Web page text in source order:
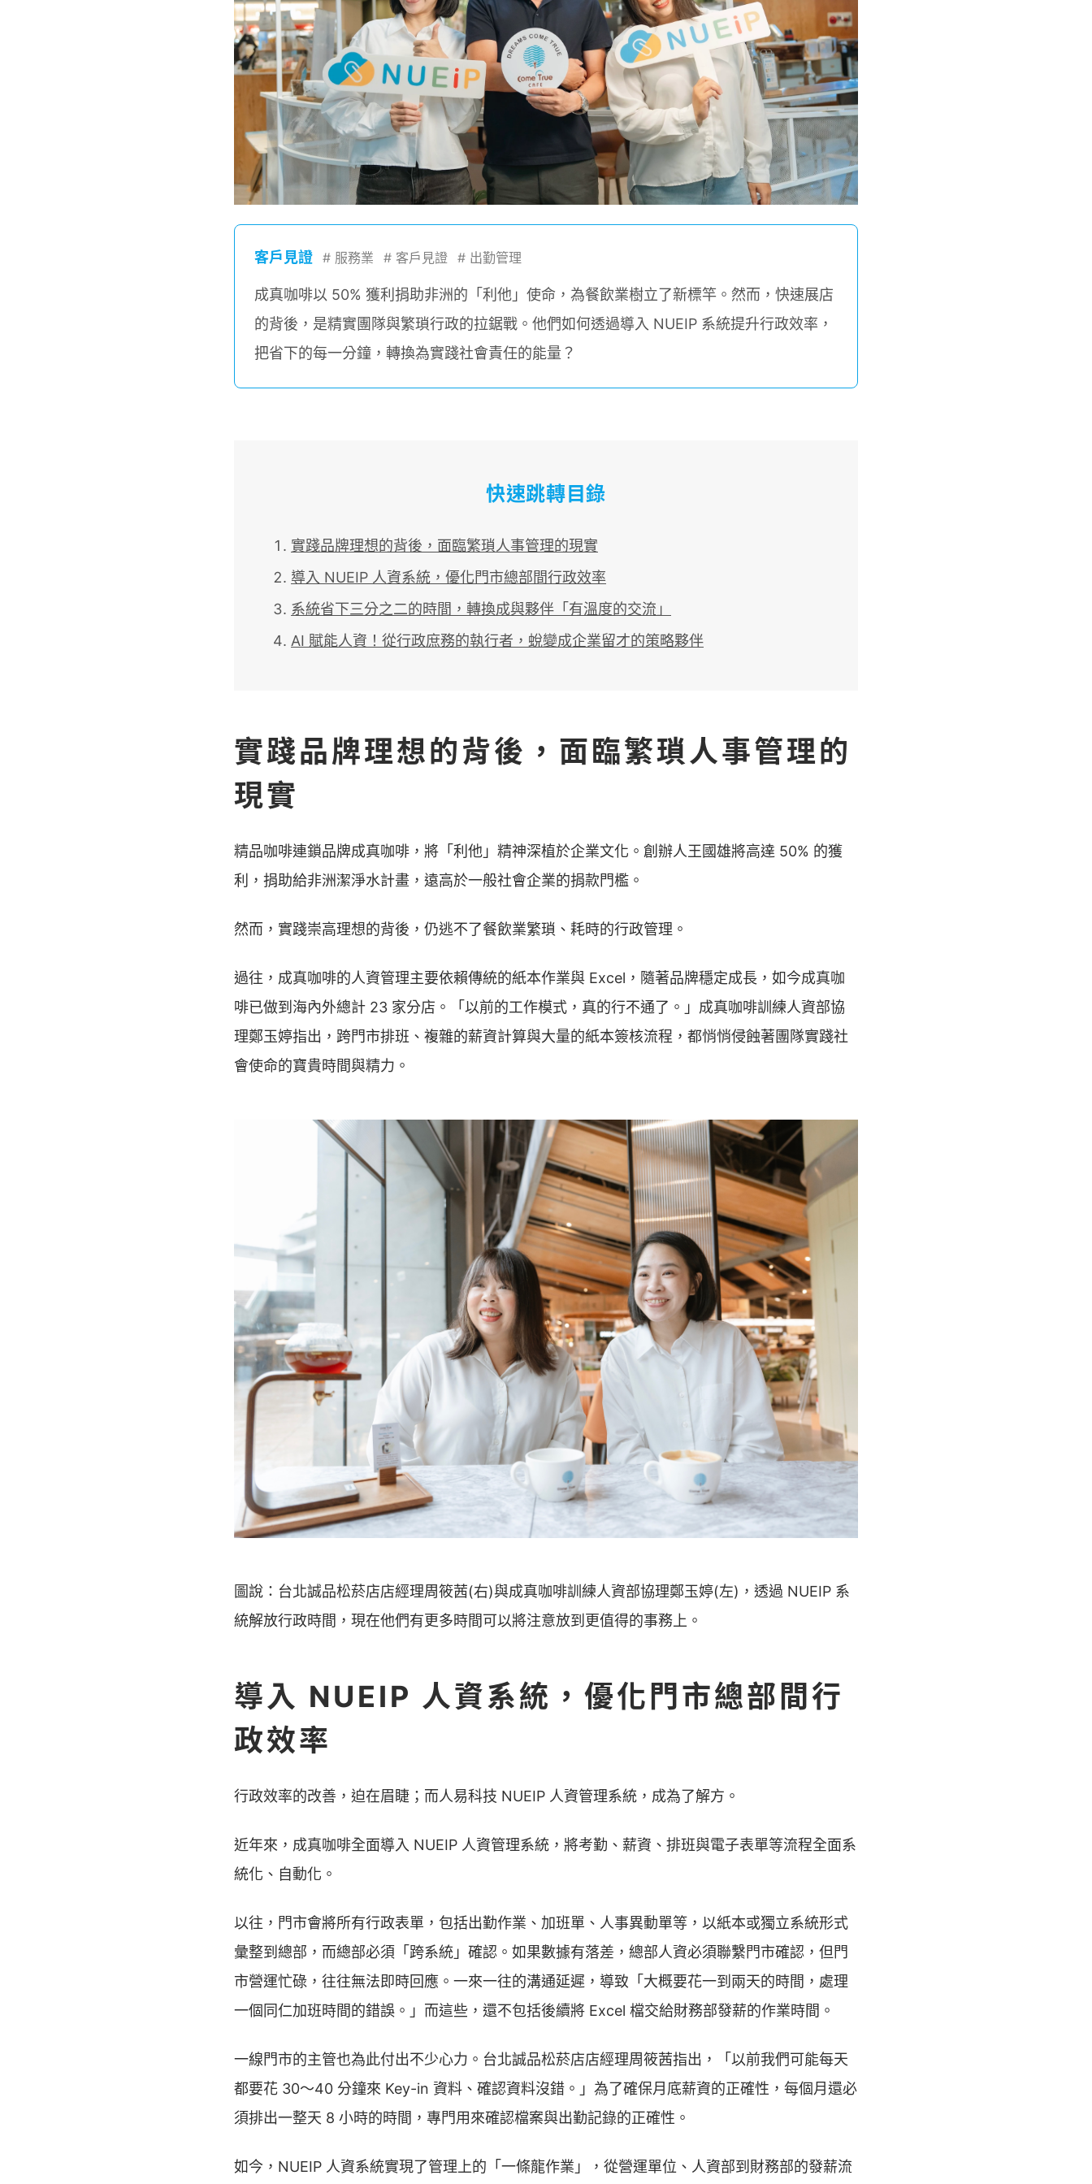
客戶見證 # 服務業 # 客戶見證 # 出勤管理
成真咖啡以 50% 獲利捐助非洲的「利他」使命，為餐飲業樹立了新標竿。然而，快速展店
的背後，是精實團隊與繁瑣行政的拉鋸戰。他們如何透過導入 NUEIP 系統提升行政效率，
把省下的每一分鐘，轉換為實踐社會責任的能量？
快速跳轉目錄
實踐品牌理想的背後，面臨繁瑣人事管理的現實
導入 NUEIP 人資系統，優化門市總部間行政效率
系統省下三分之二的時間，轉換成與夥伴「有溫度的交流」
AI 賦能人資！從行政庶務的執行者，蛻變成企業留才的策略夥伴
實踐品牌理想的背後，面臨繁瑣人事管理的
現實
精品咖啡連鎖品牌成真咖啡，將「利他」精神深植於企業文化。創辦人王國雄將高達 50% 的獲
利，捐助給非洲潔淨水計畫，遠高於一般社會企業的捐款門檻。
然而，實踐崇高理想的背後，仍逃不了餐飲業繁瑣、耗時的行政管理。
過往，成真咖啡的人資管理主要依賴傳統的紙本作業與 Excel，隨著品牌穩定成長，如今成真咖
啡已做到海內外總計 23 家分店。「以前的工作模式，真的行不通了。」成真咖啡訓練人資部協
理鄭玉婷指出，跨門市排班、複雜的薪資計算與大量的紙本簽核流程，都悄悄侵蝕著團隊實踐社
會使命的寶貴時間與精力。
圖說：台北誠品松菸店店經理周筱茜(右)與成真咖啡訓練人資部協理鄭玉婷(左)，透過 NUEIP 系
統解放行政時間，現在他們有更多時間可以將注意放到更值得的事務上。
導入 NUEIP 人資系統，優化門市總部間行
政效率
行政效率的改善，迫在眉睫；而人易科技 NUEIP 人資管理系統，成為了解方。
近年來，成真咖啡全面導入 NUEIP 人資管理系統，將考勤、薪資、排班與電子表單等流程全面系
統化、自動化。
以往，門市會將所有行政表單，包括出勤作業、加班單、人事異動單等，以紙本或獨立系統形式
彙整到總部，而總部必須「跨系統」確認。如果數據有落差，總部人資必須聯繫門市確認，但門
市營運忙碌，往往無法即時回應。一來一往的溝通延遲，導致「大概要花一到兩天的時間，處理
一個同仁加班時間的錯誤。」而這些，還不包括後續將 Excel 檔交給財務部發薪的作業時間。
一線門市的主管也為此付出不少心力。台北誠品松菸店店經理周筱茜指出，「以前我們可能每天
都要花 30～40 分鐘來 Key-in 資料、確認資料沒錯。」為了確保月底薪資的正確性，每個月還必
須排出一整天 8 小時的時間，專門用來確認檔案與出勤記錄的正確性。
如今，NUEIP 人資系統實現了管理上的「一條龍作業」，從營運單位、人資部到財務部的發薪流